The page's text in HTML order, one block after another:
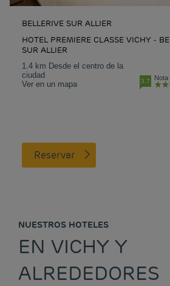
BELLERIVE SUR ALLIER
HOTEL PREMIERE CLASSE VICHY -
SUR ALLIER
1.4 km Desde el centro de la
ciudad
Ver en un mapa
3.7 Nota
Reservar
NUESTROS HOTELES
EN VICHY Y
ALREDEDORES